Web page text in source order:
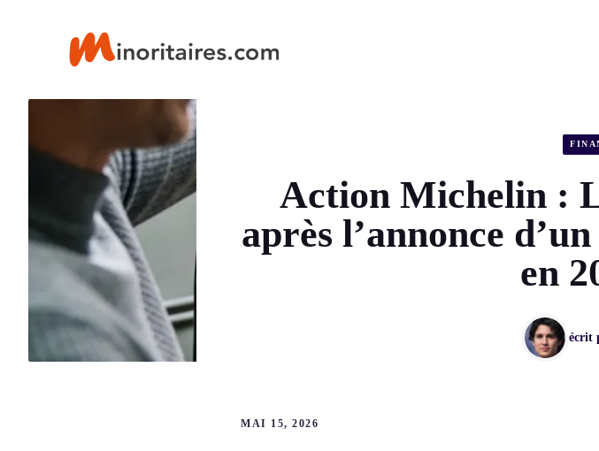
Action Michelin :
après l’annonce
en
écrit
MAI 15, 2026